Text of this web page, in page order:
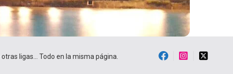
ligas… Todo en la misma página.